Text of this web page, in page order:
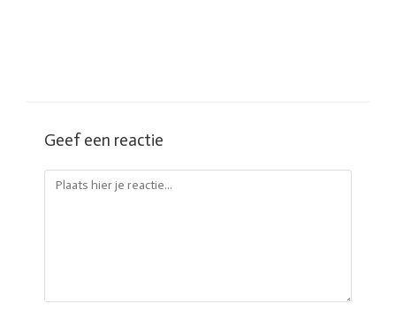
Geef een reactie